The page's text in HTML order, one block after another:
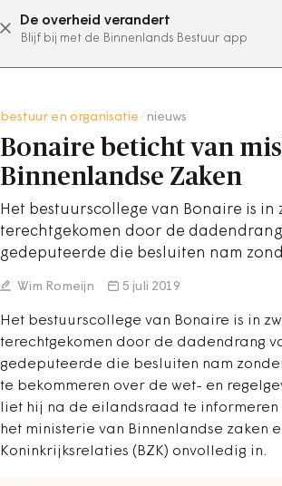
De overheid verandert
Blijf bij met de Binnenlands Bestuur app
abonneer nu
bestuur en organisatie nieuws
Bonaire beticht van
Binnenlandse Zaken
Het bestuurscollege van Bonaire is in
terechtgekomen door de
gedeputeerde die besluiten nam
Wim Romeijn 5 juli 2019
Het bestuurscollege van Bonaire is in
terechtgekomen door de dadendrang
gedeputeerde die besluiten nam
te bekommeren over de wet- en
liet hij na de eilandsraad te informeren
het ministerie van Binnenlandse zaken
Koninkrijksrelaties (BZK) onvolledig in.